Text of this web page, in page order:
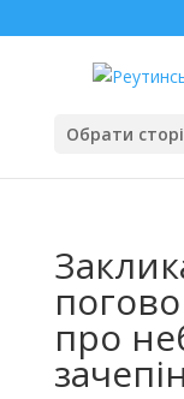
Обрати
про